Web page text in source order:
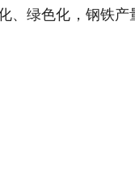
、绿色化，钢铁产